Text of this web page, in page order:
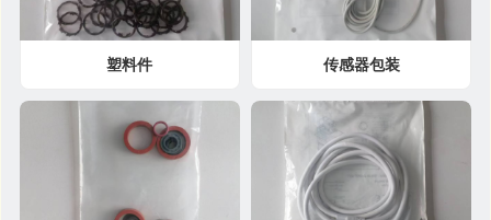
塑料件 传感器包装